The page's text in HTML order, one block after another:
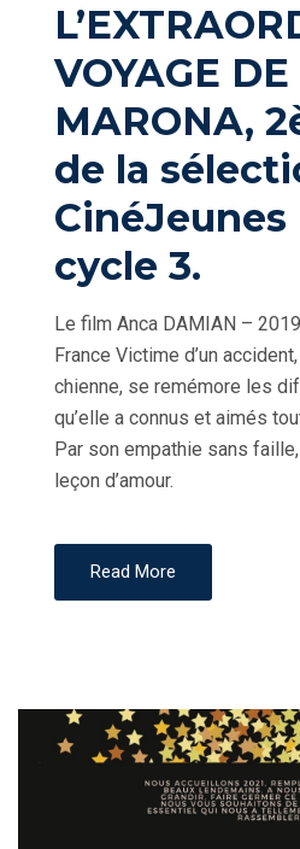
O
N
VOYAGE DE
MARONA,
de la
CinéJeunes
cycle 3.
Le film Anca DAMIAN –
France Victime d’un
chienne, se remémore les
qu’elle a connus et aimés
Par son empathie sans
leçon d’amour.
Read More